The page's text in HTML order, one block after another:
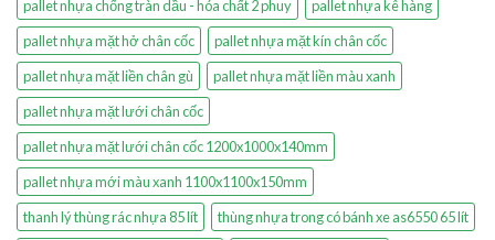
pallet nhựa chống tràn dầu - hóa chất 2 phuy
pallet nhựa kê hàng
pallet nhựa mặt hở chân cốc
pallet nhựa mặt kín chân cốc
pallet nhựa mặt liền chân gù
pallet nhựa mặt liền màu xanh
pallet nhựa mặt lưới chân cốc
pallet nhựa mặt lưới chân cốc 1200x1000x140mm
pallet nhựa mới màu xanh 1100x1100x150mm
thanh lý thùng rác nhựa 85 lít
thùng nhựa trong có bánh xe as6550 65 lít